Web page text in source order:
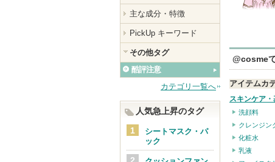
@cosme
アイテムカ
スキンケア
洗顔料
クレンジン
化粧水
乳液
主な成分・特徴
PickUp キーワード
その他タグ
酷評注意
カテゴリ一覧へ
人気急上昇のタグ
シートマスク・パ
ック